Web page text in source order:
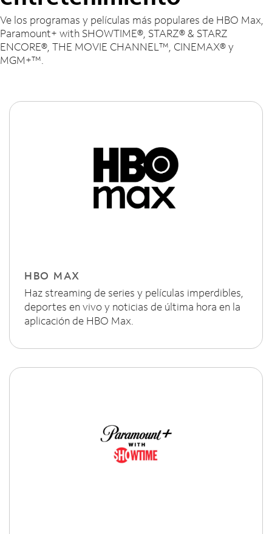
Ve los programas y películas más populares de HBO Max,
Paramount+ with SHOWTIME®, STARZ® & STARZ
ENCORE®, THE MOVIE CHANNEL™, CINEMAX® y
MGM+™.
HBO MAX
Haz streaming de series y películas imperdibles,
deportes en vivo y noticias de última hora en la
aplicación de HBO Max.